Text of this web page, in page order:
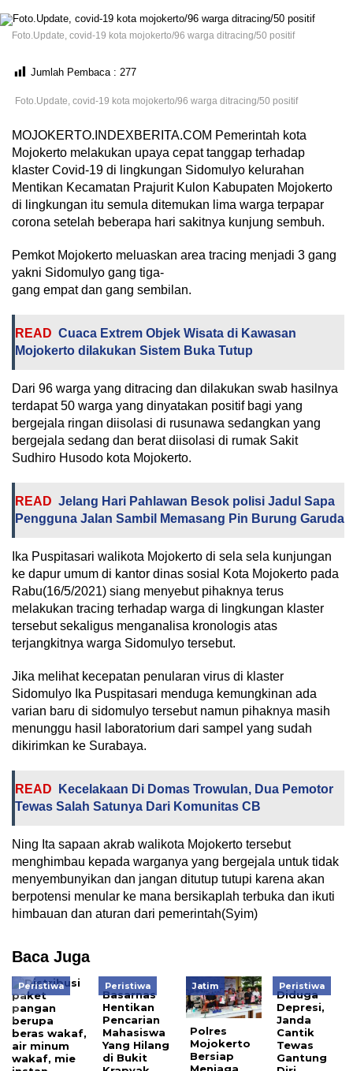
Foto.Update, covid-19 kota mojokerto/96 warga ditracing/50 positif
Jumlah Pembaca : 277
Foto.Update, covid-19 kota mojokerto/96 warga ditracing/50 positif
MOJOKERTO.INDEXBERITA.COM Pemerintah kota
Mojokerto melakukan upaya cepat tanggap terhadap
klaster Covid-19 di lingkungan Sidomulyo kelurahan
Mentikan Kecamatan Prajurit Kulon Kabupaten Mojokerto
di lingkungan itu semula ditemukan lima warga terpapar
corona setelah beberapa hari sakitnya kunjung sembuh.
Pemkot Mojokerto meluaskan area tracing menjadi 3 gang
yakni Sidomulyo gang tiga-
gang empat dan gang sembilan.
READ Cuaca Extrem Objek Wisata di Kawasan
Mojokerto dilakukan Sistem Buka Tutup
Dari 96 warga yang ditracing dan dilakukan swab hasilnya
terdapat 50 warga yang dinyatakan positif bagi yang
bergejala ringan diisolasi di rusunawa sedangkan yang
bergejala sedang dan berat diisolasi di rumak Sakit
Sudhiro Husodo kota Mojokerto.
READ Jelang Hari Pahlawan Besok polisi Jadul Sapa
Pengguna Jalan Sambil Memasang Pin Burung Garuda
Ika Puspitasari walikota Mojokerto di sela sela kunjungan
ke dapur umum di kantor dinas sosial Kota Mojokerto pada
Rabu(16/5/2021) siang menyebut pihaknya terus
melakukan tracing terhadap warga di lingkungan klaster
tersebut sekaligus menganalisa kronologis atas
terjangkitnya warga Sidomulyo tersebut.
Jika melihat kecepatan penularan virus di klaster
Sidomulyo Ika Puspitasari menduga kemungkinan ada
varian baru di sidomulyo tersebut namun pihaknya masih
menunggu hasil laboratorium dari sampel yang sudah
dikirimkan ke Surabaya.
READ
Kecelakaan Di Domas Trowulan, Dua Pemotor
Tewas Salah Satunya Dari Komunitas CB
Ning Ita sapaan akrab walikota Mojokerto tersebut
menghimbau kepada warganya yang bergejala untuk tidak
menyembunyikan dan jangan ditutup tutupi karena akan
berpotensi menular ke mana bersikaplah terbuka dan ikuti
himbauan dan aturan dari pemerintah(Syim)
Baca Juga
Peristiwa Peristiwa
Basarnas
Hentikan
Pencarian
Mahasiswa
Yang Hilang
di Bukit
Jatim
Polres
Mojokerto
Bersiap
Peristiwa
Diduga
Depresi,
Janda
Cantik
Tewas
Gantung